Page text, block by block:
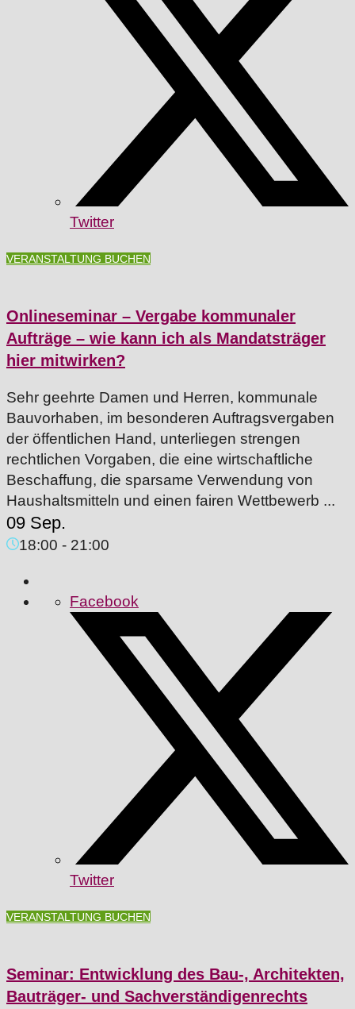
Twitter
VERANSTALTUNG BUCHEN
Onlineseminar – Vergabe kommunaler
Aufträge – wie kann ich als Mandatsträger
hier mitwirken?
Sehr geehrte Damen und Herren, kommunale
Bauvorhaben, im besonderen Auftragsvergaben
der öffentlichen Hand, unterliegen strengen
rechtlichen Vorgaben, die eine wirtschaftliche
Beschaffung, die sparsame Verwendung von
Haushaltsmitteln und einen fairen Wettbewerb ...
09 Sep.
18:00 - 21:00
Facebook
Twitter
VERANSTALTUNG BUCHEN
Seminar: Entwicklung des Bau-, Architekten,
Bauträger- und Sachverständigenrechts